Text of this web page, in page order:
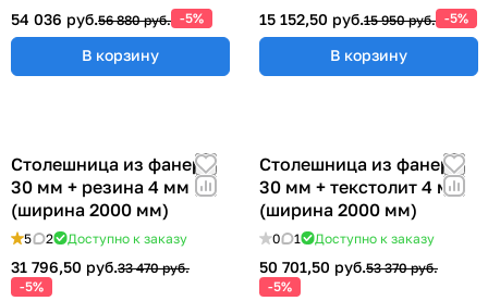
54 036 руб.56 880 руб. -5%
В корзину
15 152,50 руб.15 950 руб. -5%
В корзину
Столешница из фанеры
30 мм + резина 4 мм
(ширина 2000 мм)
5 2 Доступно к заказу
31 796,50 руб.33 470 руб.
-5%
Столешница из фанеры
30 мм + текстолит 4 мм
(ширина 2000 мм)
0 1 Доступно к заказу
50 701,50 руб.53 370 руб.
-5%